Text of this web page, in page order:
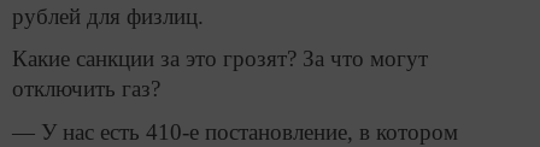
рублей для физлиц.
Какие санкции за это грозят? За что могут
отключить газ?
— У нас есть 410-е постановление, в котором